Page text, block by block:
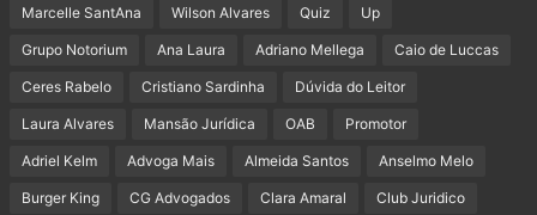
Marcelle SantAna Wilson Alvares Quiz Up
Grupo Notorium Ana Laura Adriano Mellega Caio de Luccas
Ceres Rabelo Cristiano Sardinha Dúvida do Leitor
Laura Alvares Mansão Jurídica OAB Promotor
Adriel Kelm Advoga Mais Almeida Santos Anselmo Melo
Burger King CG Advogados Clara Amaral Club Juridico